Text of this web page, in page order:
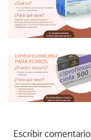
Escribir comentario